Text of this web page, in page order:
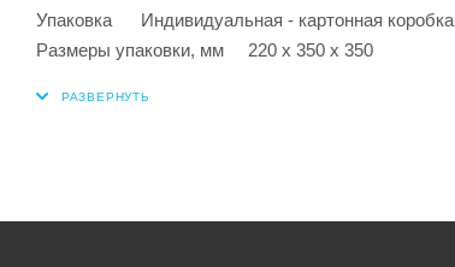
Упаковка Индивидуальная - картонная коробка
Размеры упаковки, мм 220 х 350 х 350